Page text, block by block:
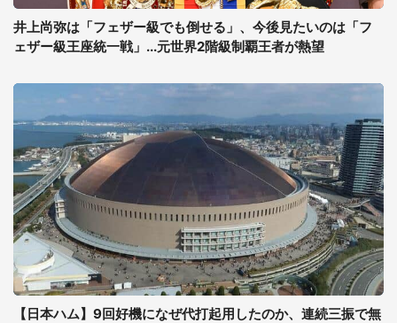
井上尚弥は「フェザー級でも倒せる」、今後見たいのは「フ
ェザー級王座統一戦」...元世界2階級制覇王者が熱望
【日本ハム】9回好機になぜ代打起用したのか、連続三振で無